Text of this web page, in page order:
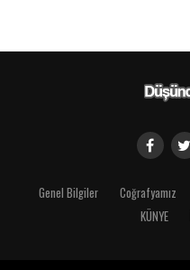
Genel Bilgiler Coğrafyamız
KÜNYE